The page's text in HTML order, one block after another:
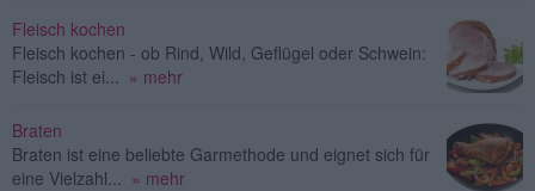
Fleisch kochen
Fleisch kochen - ob Rind, Wild, Geflügel oder Schwein:
Fleisch ist ei...
» mehr
Braten
Braten ist eine beliebte Garmethode und eignet sich für
eine Vielzahl...
» mehr